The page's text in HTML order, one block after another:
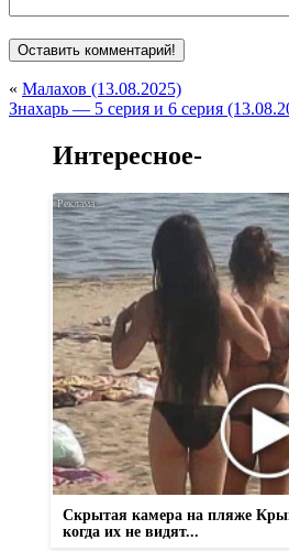
« Малахов (13.08.2025)
Знахарь — 5 серия и 6 серия
Интересное-
Скрытая камера на пляже
когда их не видят...